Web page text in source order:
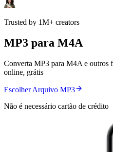
Trusted by 1M+ creators
MP3 para M4A
Converta MP3 para M4A e outros
online, grátis
Escolher Arquivo MP3
Não é necessário cartão de crédito